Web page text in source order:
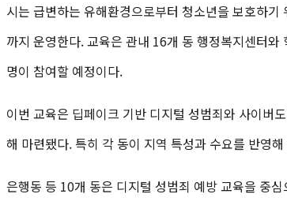
시는 급변하는 유해환경으로부터 청소년을 보호하
까지 운영한다. 교육은 관내 16개 동 행정복지센터
명이 참여할 예정이다.
이번 교육은 딥페이크 기반 디지털 성범죄와 사이버
해 마련됐다. 특히 각 동이 지역 특성과 수요를 반영
은행동 등 10개 동은 디지털 성범죄 예방 교육을 중